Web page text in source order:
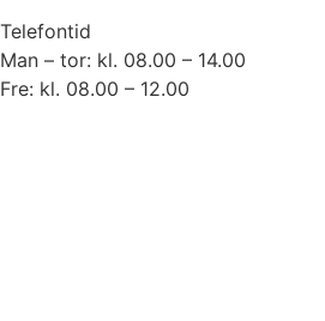
Telefontid
Man – tor: kl. 08.00 – 14.00
Fre: kl. 08.00 – 12.00